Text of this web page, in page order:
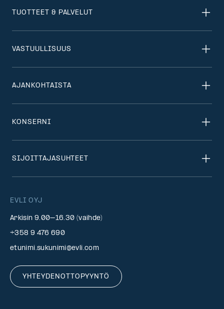
EVLI OYJ
Arkisin 9.00–16.30 (vaihde)
+358 9 476 690
etunimi.sukunimi@evli.com
YHTEYDENOTTOPYYNTÖ
TUOTTEET & PALVELUT
VASTUULLISUUS
AJANKOHTAISTA
KONSERNI
SIJOITTAJASUHTEET